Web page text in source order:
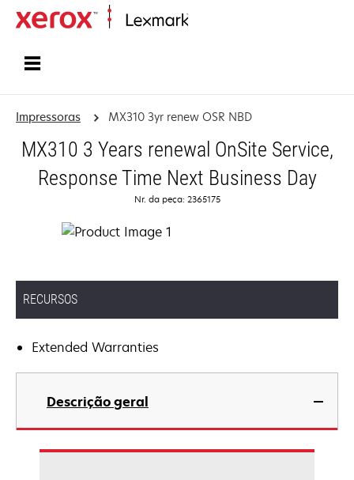
Impressoras MX310 3yr renew OSR NBD
MX310 3 Years renewal OnSite Service,
Response Time Next Business Day
Nr. da peça: 2365175
RECURSOS
Extended Warranties
Descrição geral